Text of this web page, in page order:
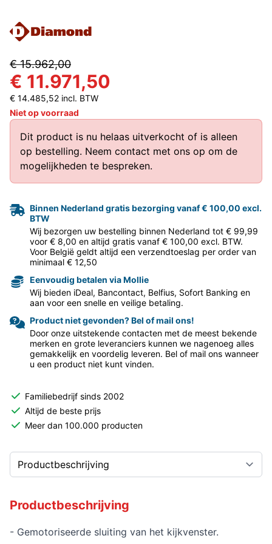
€ 15.962,00
€ 11.971,50
€ 14.485,52 incl. BTW
Niet op voorraad
Dit product is nu helaas uitverkocht of is alleen
op bestelling. Neem contact met ons op om de
mogelijkheden te bespreken.
Binnen Nederland gratis bezorging vanaf € 100,00 excl.
BTW
Wij bezorgen uw bestelling binnen Nederland tot € 99,99
voor € 8,00 en altijd gratis vanaf € 100,00 excl. BTW.
Voor België geldt altijd een verzendtoeslag per order van
minimaal € 12,50
Eenvoudig betalen via Mollie
Wij bieden iDeal, Bancontact, Belfius, Sofort Banking en
aan voor een snelle en veilige betaling.
Product niet gevonden? Bel of mail ons!
Door onze uitstekende contacten met de meest bekende
merken en grote leveranciers kunnen we nagenoeg alles
gemakkelijk en voordelig leveren. Bel of mail ons wanneer
u een product niet kunt vinden.
Familiebedrijf sinds 2002
Altijd de beste prijs
Meer dan 100.000 producten
Productbeschrijving
- Gemotoriseerde sluiting van het kijkvenster.